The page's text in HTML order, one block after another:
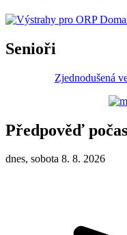
Senioři
Zjednodušená
Předpověď
dnes, sobota 8. 8. 2026